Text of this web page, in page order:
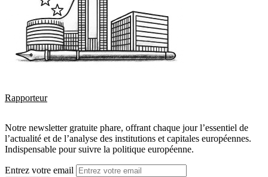
Rapporteur
Notre newsletter gratuite phare, offrant chaque jour l’essentiel de
l’actualité et de l’analyse des institutions et capitales européennes.
Indispensable pour suivre la politique européenne.
Entrez votre email